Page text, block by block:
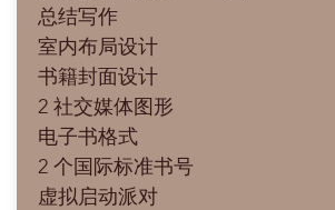
总结写作
室内布局设计
书籍封面设计
2 社交媒体图形
电子书格式
2 个国际标准书号
虚拟启动派对